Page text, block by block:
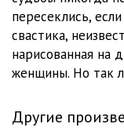
пересеклись,
свастика,
нарисованная на
женщины. Но так
Другие